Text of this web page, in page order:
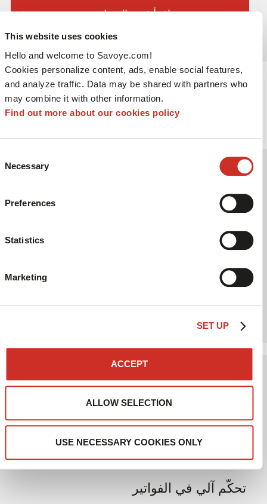
This website uses cookies
Hello and welcome to Savoye.com!
Cookies personalize content, ads, enable social features,
and analyze traffic. Data may be shared with partners who
may combine it with other information.
Find out more about our cookies policy
Selection
Necessary
Preferences
Statistics
Marketing
SET UP
ACCEPT
ALLOW SELECTION
USE NECESSARY COOKIES ONLY
اقرأ قصة العميل
5 أسباب وجيهة لتطبيق نظام إدارة
01
مؤشرات ذات صلة
معرفة تكاليف النقل وتحليلها بدقة للتحكّم فيها بشكل
02
تحكّم آلي في الفواتير